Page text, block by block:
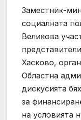
Заместник-
социалната
Великова
Хасково,
Областна
дискусията
за
на условията